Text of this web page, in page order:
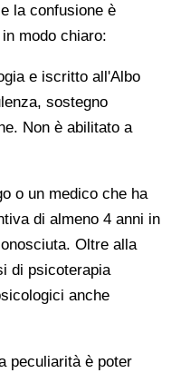
la confusione è
modo chiaro:
e iscritto all'Albo
sostegno
Non è abilitato a
o un medico che ha
di almeno 4 anni in
Oltre alla
di psicoterapia
anche
peculiarità è poter